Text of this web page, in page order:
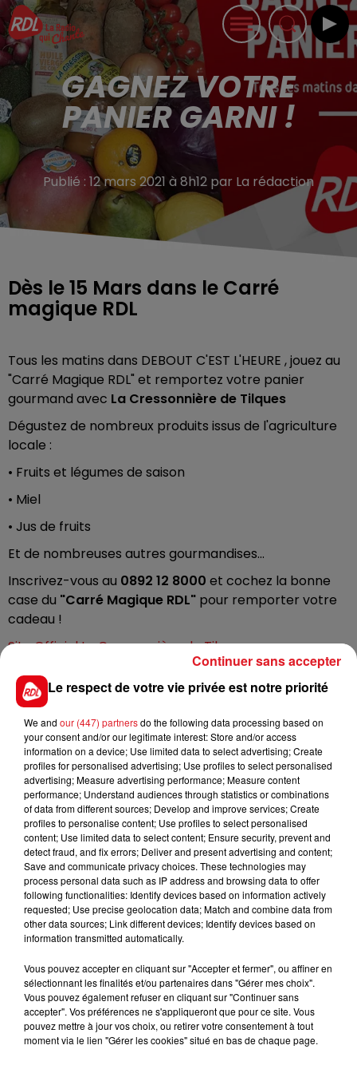
GAGNEZ VOTRE
PANIER GARNI !
Publié : 12 mars 2021 à 8h12 par La rédaction
Dès le 15 Mars dans le Carré
magique RDL
Tous les matins dans DEBOUT C'EST L'HEURE , jouez au
"Carré Magique RDL" et remportez votre panier
gourmand avec La Cressonnière de Tilques
Dégustez de nombreux produits issus de l'agriculture
locale :
• Fruits et légumes de saison
• Miel
• Jus de fruits
Et de nombreuses autres gourmandises...
Inscrivez-vous au 0892 12 8000 et cochez la bonne
case du "Carré Magique RDL" pour remporter votre
cadeau !
Site Officiel La Cressonnière de Tilques
FIL D'ACTUS
15 juillet 2026
BÉTHUNE: ENQUÊTE POUR HOMICIDE
VOLONTAIRE EN COURS, APRÈS LA...
Selon les premiers éléments, le logement servait
Le respect de votre vie privée est notre priorité
We and our (447) partnersdo the following data processing based on
your consent and/or our legitimate interest: Store and/or access
information on a device; Use limited data to select advertising; Create
profiles for personalised advertising; Use profiles to select personalised
advertising; Measure advertising performance; Measure content
performance; Understand audiences through statistics or combinations
of data from different sources; Develop and improve services; Create
profiles to personalise content; Use profiles to select personalised
content; Use limited data to select content; Ensure security, prevent and
detect fraud, and fix errors; Deliver and present advertising and content;
Save and communicate privacy choices. These technologies may
process personal data such as IP address and browsing data to offer
following functionalities: Identify devices based on information actively
requested; Use precise geolocation data; Match and combine data from
other data sources; Link different devices; Identify devices based on
information transmitted automatically.
Vous pouvez accepter en cliquant sur "Accepter et fermer", ou affiner en
sélectionnant les finalités et/ou partenaires dans "Gérer mes choix".
Vous pouvez également refuser en cliquant sur "Continuer sans
accepter". Vos préférences ne s'appliqueront que pour ce site. Vous
pouvez mettre à jour vos choix, ou retirer votre consentement à tout
moment via le lien "Gérer les cookies" situé en bas de chaque page.
Continuer sans accepter